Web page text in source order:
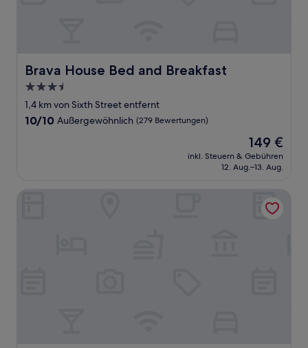
Brava House Bed and Breakfast
Brava House Bed and Breakfast
3.5-
Sterne-
Unterkunft
1,4 km von Sixth Street entfernt
10.0
10/10 Außergewöhnlich (279 Bewertungen)
Der
Preis
beträgt
149 €
inkl. Steuern & Gebühren
12. Aug.–13. Aug.